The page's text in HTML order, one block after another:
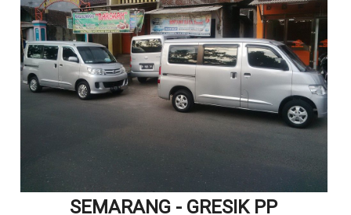
SEMARANG - GRESIK PP